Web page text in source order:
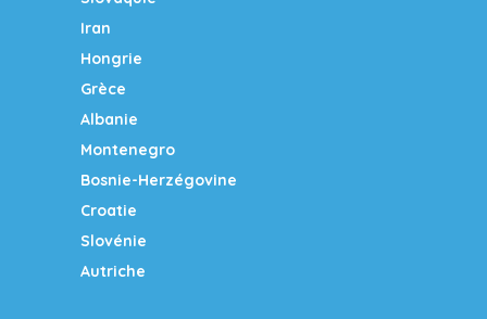
Iran
Hongrie
Grèce
Albanie
Montenegro
Bosnie-Herzégovine
Croatie
Slovénie
Autriche